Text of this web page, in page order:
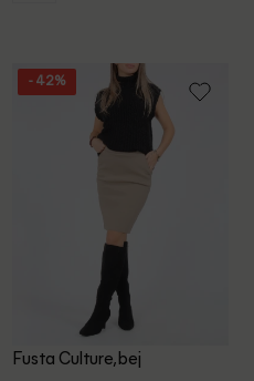
- 42%
Fusta Culture, bej